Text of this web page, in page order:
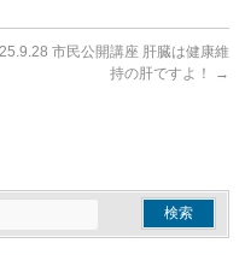
市民公開講座 肝臓は健康維
持の肝ですよ！
→